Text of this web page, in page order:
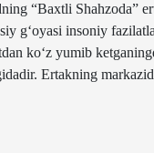
“Baxtli Shahzoda”
g‘oyasi insoniy
ko‘z yumib
Ertakning